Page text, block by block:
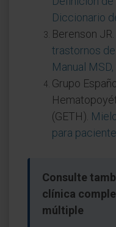
Diccionario
Berenson JR.
trastornos
Manual
Grupo
(GETH).
para
Consulte
clínica
múltiple